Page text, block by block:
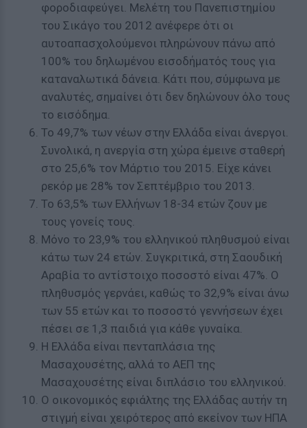
φοροδιαφεύγει. Μελέτη του Πανεπιστημίου
του Σικάγο του 2012 ανέφερε ότι οι
αυτοαπασχολούμενοι πληρώνουν πάνω από
100% του δηλωμένου εισοδήματός τους για
καταναλωτικά δάνεια. Κάτι που, σύμφωνα με
αναλυτές, σημαίνει ότι δεν δηλώνουν όλο τους
το εισόδημα.
Το 49,7% των νέων στην Ελλάδα είναι άνεργοι.
Συνολικά, η ανεργία στη χώρα έμεινε σταθερή
στο 25,6% τον Μάρτιο του 2015. Είχε κάνει
ρεκόρ με 28% τον Σεπτέμβριο του 2013.
Το 63,5% των Ελλήνων 18-34 ετών ζουν με
τους γονείς τους.
Μόνο το 23,9% του ελληνικού πληθυσμού είναι
κάτω των 24 ετών. Συγκριτικά, στη Σαουδική
Αραβία το αντίστοιχο ποσοστό είναι 47%. Ο
πληθυσμός γερνάει, καθώς το 32,9% είναι άνω
των 55 ετών και το ποσοστό γεννήσεων έχει
πέσει σε 1,3 παιδιά για κάθε γυναίκα.
Η Ελλάδα είναι πενταπλάσια της
Μασαχουσέτης, αλλά το ΑΕΠ της
Μασαχουσέτης είναι διπλάσιο του ελληνικού.
Ο οικονομικός εφιάλτης της Ελλάδας αυτήν τη
στιγμή είναι χειρότερος από εκείνον των ΗΠΑ